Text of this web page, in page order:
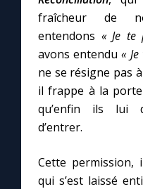
fraîcheur de
entendons « Je te
avons entendu«
ne se résigne pas
il frappe à la
qu’enfin ils lui
d’entrer.
Cette permission,
qui s’est laissé